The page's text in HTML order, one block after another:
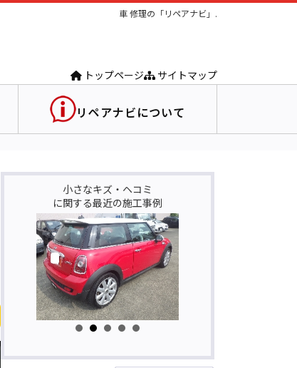
車 修理の「リペアナビ」.
トップページ サイトマップ
リペアナビについて
小さなキズ・ヘコミ
に関する最近の施工事例